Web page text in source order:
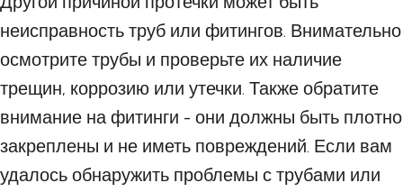
неисправность труб или фитингов. Внимательно
осмотрите трубы и проверьте их наличие
трещин, коррозию или утечки. Также обратите
внимание на фитинги - они должны быть плотно
закреплены и не иметь повреждений. Если вам
удалось обнаружить проблемы с трубами или